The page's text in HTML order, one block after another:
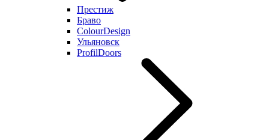
Престиж
Браво
ColourDesign
Ульяновск
ProfilDoors